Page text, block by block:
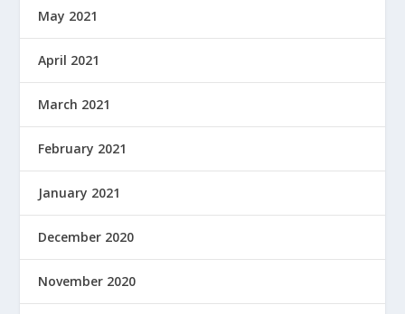
May 2021
April 2021
March 2021
February 2021
January 2021
December 2020
November 2020